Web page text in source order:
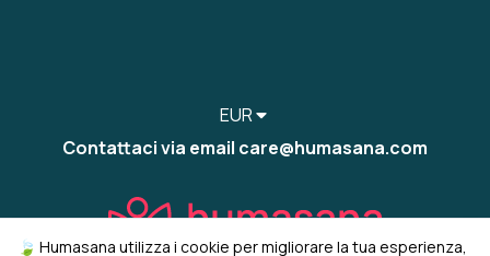
EUR
Contattaci via email care@humasana.com
🍃 Humasana utilizza i cookie per migliorare la tua esperienza,